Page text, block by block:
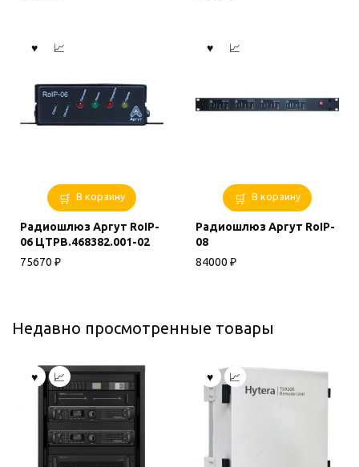
В корзину
Радиошлюз Аргут RoIP-
06 ЦТРВ.468382.001-02
75670 ₽
В корзину
Радиошлюз Аргут RoIP-
08
84000 ₽
Недавно просмотренные товары